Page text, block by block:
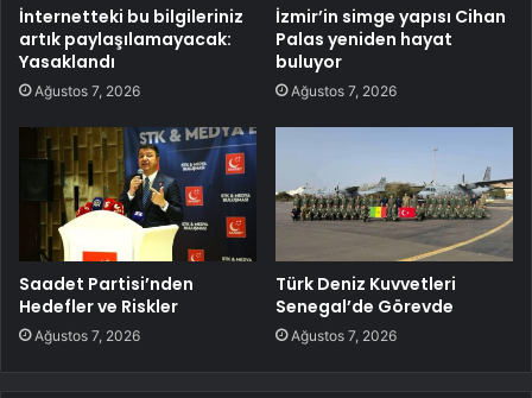
İnternetteki bu bilgileriniz
artık paylaşılamayacak:
Yasaklandı
Ağustos 7, 2026
İzmir’in simge yapısı Cihan
Palas yeniden hayat
buluyor
Ağustos 7, 2026
Saadet Partisi’nden
Hedefler ve Riskler
Ağustos 7, 2026
Türk Deniz Kuvvetleri
Senegal’de Görevde
Ağustos 7, 2026